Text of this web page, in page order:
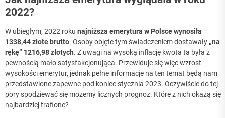
2022?
W ubiegłym, 2022 roku najniższa emerytura w Polsce wynosiła
1338,44 złote brutto. Osoby objęte tym świadczeniem dostawały „na
rękę” 1216,98 złotych. Z uwagi na wysoką inflację kwota ta była z
pewnością mało satysfakcjonująca. Przewiduje się więc wzrost
wysokości emerytur, jednak pełne informacje na ten temat będą nam
przedstawione zapewne pod koniec stycznia 2023. Oczywiście do tej
pory spodziewać się możemy licznych prognoz. Które z nich okażą się
najbardziej trafione?